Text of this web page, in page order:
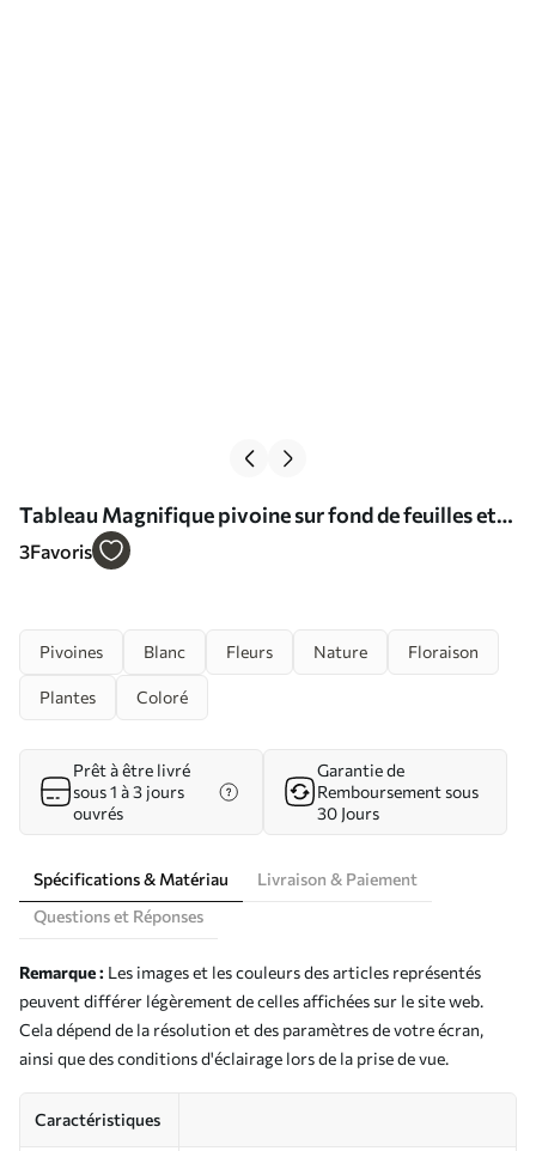
Tableau Magnifique pivoine sur fond de feuilles et
de petites pivoines Nr s43315
3Favoris
Pivoines Blanc Fleurs Nature Floraison
Plantes Coloré
Prêt à être livré
sous 1 à 3 jours
ouvrés
Garantie de
Remboursement sous
30 Jours
Spécifications & Matériau
Livraison & Paiement
Questions et Réponses
Remarque : Les images et les couleurs des articles représentés
peuvent différer légèrement de celles affichées sur le site web.
Cela dépend de la résolution et des paramètres de votre écran,
ainsi que des conditions d'éclairage lors de la prise de vue.
Caractéristiques